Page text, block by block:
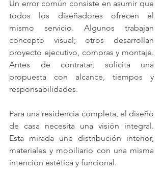
Un error común consiste en asumir que
todos los diseñadores ofrecen el
mismo servicio. Algunos trabajan
concepto visual; otros desarrollan
proyecto ejecutivo, compras y montaje.
Antes de contratar, solicita una
propuesta con alcance, tiempos y
responsabilidades.
Para una residencia completa, el diseño
de casa necesita una visión integral.
Esta mirada une distribución interior,
materiales y mobiliario con una misma
intención estética y funcional.